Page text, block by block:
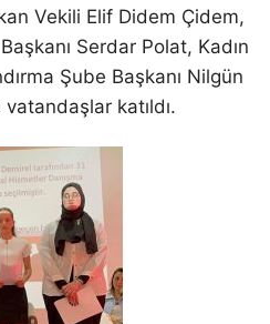
Vekili Elif Didem Çidem,
Serdar Polat, Kadın
Şube Başkanı Nilgün
katıldı.